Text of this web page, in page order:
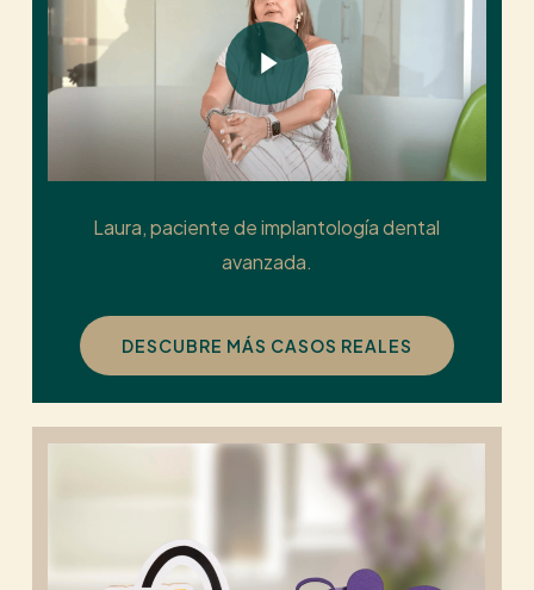
Play Video
Laura, paciente de implantología dental
avanzada.
DESCUBRE MÁS CASOS REALES